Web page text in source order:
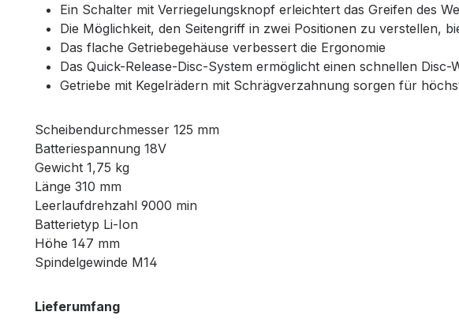
Ein Schalter mit Verriegelungsknopf erleichtert das Greifen des
Die Möglichkeit, den Seitengriff in zwei Positionen zu verstellen,
Das flache Getriebegehäuse verbessert die Ergonomie
Das Quick-Release-Disc-System ermöglicht einen schnellen Disc-
Getriebe mit Kegelrädern mit Schrägverzahnung sorgen für
Scheibendurchmesser 125 mm
Batteriespannung 18V
Gewicht 1,75 kg
Länge 310 mm
Leerlaufdrehzahl 9000 min
Batterietyp Li-Ion
Höhe 147 mm
Spindelgewinde M14
Lieferumfang